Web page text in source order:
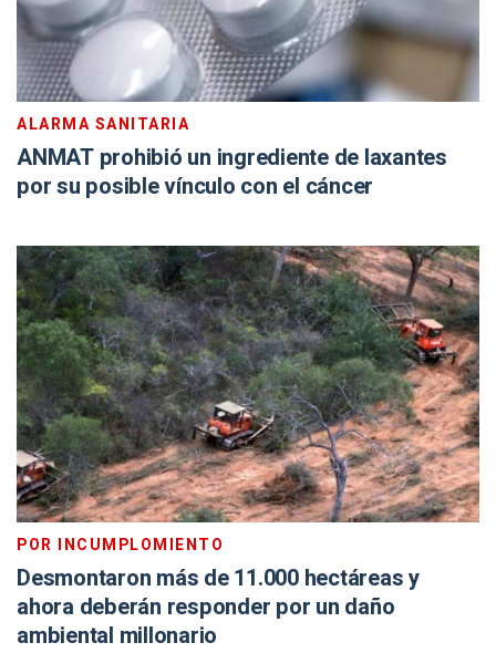
ALARMA SANITARIA
ANMAT prohibió un ingrediente de laxantes
por su posible vínculo con el cáncer
POR INCUMPLOMIENTO
Desmontaron más de 11.000 hectáreas y
ahora deberán responder por un daño
ambiental millonario